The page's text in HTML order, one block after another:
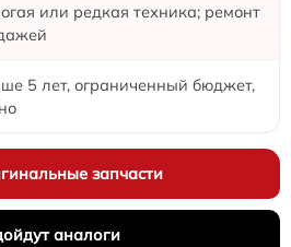
или редкая техника; ремонт
5 лет, ограниченный бюджет,
запчасти
аналоги